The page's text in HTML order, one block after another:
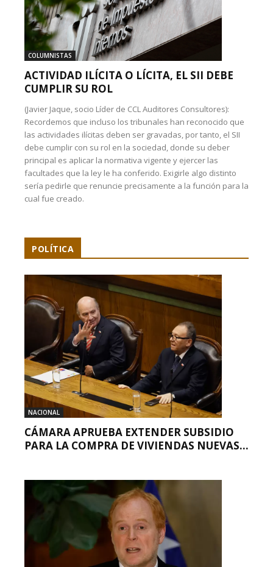
COLUMNISTAS
ACTIVIDAD ILÍCITA O LÍCITA, EL SII DEBE
CUMPLIR SU ROL
(Javier Jaque, socio Líder de CCL Auditores Consultores):
Recordemos que incluso los tribunales han reconocido que
las actividades ilícitas deben ser gravadas, por tanto, el SII
debe cumplir con su rol en la sociedad, donde su deber
principal es aplicar la normativa vigente y ejercer las
facultades que la ley le ha conferido. Exigirle algo distinto
sería pedirle que renuncie precisamente a la función para la
cual fue creado.
POLÍTICA
NACIONAL
CÁMARA APRUEBA EXTENDER SUBSIDIO
PARA LA COMPRA DE VIVIENDAS NUEVAS...